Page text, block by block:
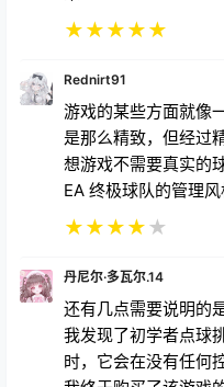
★★★★★
Rednirt91
游戏的某些方面就像
是那么精致，但经过
想游戏不需要真实的
EA 终极球队的管理
★★★★★
丹尼尔·多瓦尔.14
还有几点需要说明的
我发现了初学者点球
时，它会在没有任何